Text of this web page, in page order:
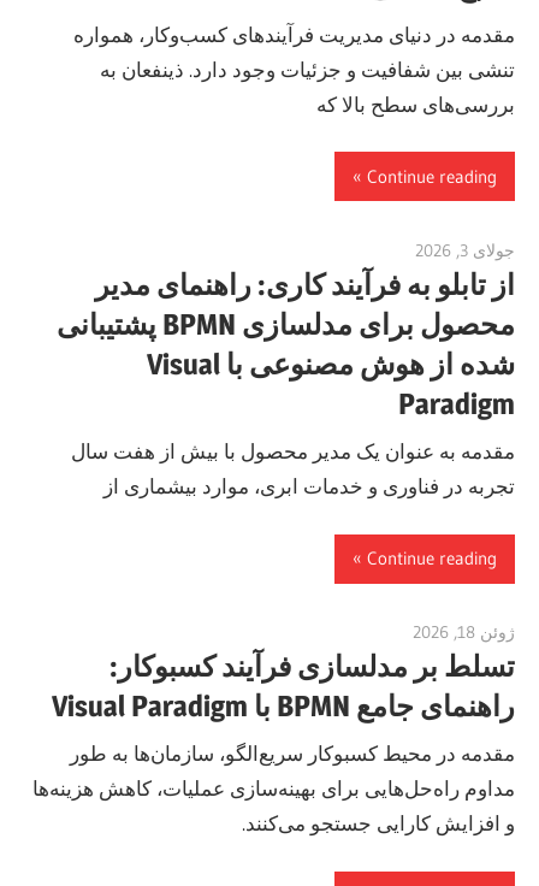
مقدمه در دنیای مدیریت فرآیندهای کسب‌وکار، همواره
تنشی بین شفافیت و جزئیات وجود دارد. ذینفعان به
بررسی‌های سطح بالا که
Continue reading
جولای 3, 2026
از تابلو به فرآیند کاری: راهنمای مدیر
محصول برای مدلسازی BPMN پشتیبانی
شده از هوش مصنوعی با Visual
Paradigm
مقدمه به عنوان یک مدیر محصول با بیش از هفت سال
تجربه در فناوری و خدمات ابری، موارد بیشماری از
Continue reading
ژوئن 18, 2026
تسلط بر مدلسازی فرآیند کسبوکار:
راهنمای جامع BPMN با Visual Paradigm
مقدمه در محیط کسبوکار سریع‌الگو، سازمان‌ها به طور
مداوم راه‌حل‌هایی برای بهینه‌سازی عملیات، کاهش هزینه‌ها
و افزایش کارایی جستجو می‌کنند.